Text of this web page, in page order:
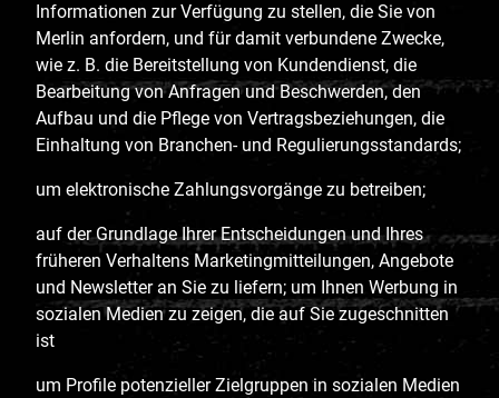
Informationen zur Verfügung zu stellen, die Sie von
Merlin anfordern, und für damit verbundene Zwecke,
wie z. B. die Bereitstellung von Kundendienst, die
Bearbeitung von Anfragen und Beschwerden, den
Aufbau und die Pflege von Vertragsbeziehungen, die
Einhaltung von Branchen- und Regulierungsstandards;
um elektronische Zahlungsvorgänge zu betreiben;
auf der Grundlage Ihrer Entscheidungen und Ihres
früheren Verhaltens Marketingmitteilungen, Angebote
und Newsletter an Sie zu liefern; um Ihnen Werbung in
sozialen Medien zu zeigen, die auf Sie zugeschnitten
ist
um Profile potenzieller Zielgruppen in sozialen Medien